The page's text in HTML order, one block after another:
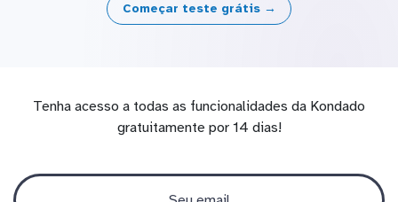
Começar teste grátis →
Tenha acesso a todas as funcionalidades da Kondado
gratuitamente por 14 dias!